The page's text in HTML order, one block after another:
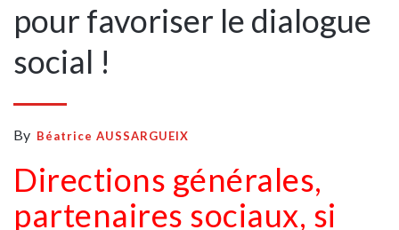
pour favoriser le dialogue
social !
By Béatrice AUSSARGUEIX
Directions générales,
partenaires sociaux, si